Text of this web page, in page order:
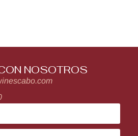
NOSOTROS